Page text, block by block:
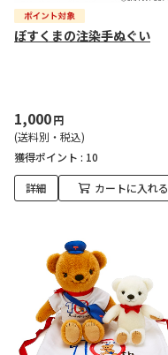
ぽすくまの注染手ぬぐい
1,000円
(送料別・税込)
獲得ポイント : 10
詳細 カートに入れる